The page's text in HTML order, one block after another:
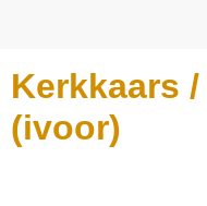
Kerkkaars
(ivoor)